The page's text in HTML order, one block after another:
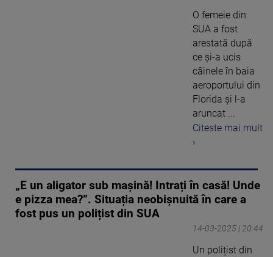
O femeie din
SUA a fost
arestată după
ce și-a ucis
câinele în baia
aeroportului din
Florida și l-a
aruncat ...
Citeste mai mult
›
„E un aligator sub mașină! Intrați în casă! Unde
e pizza mea?”. Situația neobișnuită în care a
fost pus un polițist din SUA
14-03-2025 | 20:44
Un polițist din